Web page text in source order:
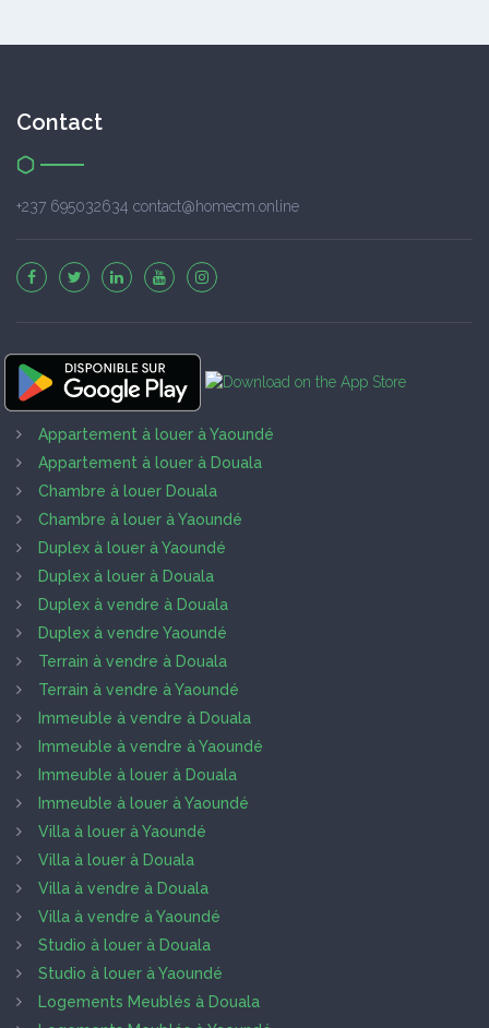
Contact
+237 695032634 contact@homecm.online
Appartement à louer à Yaoundé
Appartement à louer à Douala
Chambre à louer Douala
Chambre à louer à Yaoundé
Duplex à louer à Yaoundé
Duplex à louer à Douala
Duplex à vendre à Douala
Duplex à vendre Yaoundé
Terrain à vendre à Douala
Terrain à vendre à Yaoundé
Immeuble à vendre à Douala
Immeuble à vendre à Yaoundé
Immeuble à louer à Douala
Immeuble à louer à Yaoundé
Villa à louer à Yaoundé
Villa à louer à Douala
Villa à vendre à Douala
Villa à vendre à Yaoundé
Studio à louer à Douala
Studio à louer à Yaoundé
Logements Meublés à Douala